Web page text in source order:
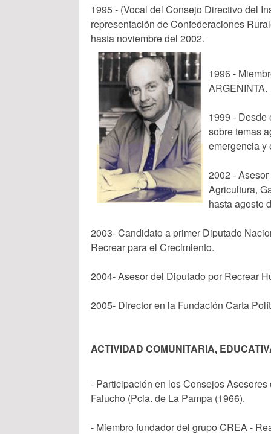
1995 - (Vocal del Consejo Directivo del
representación de Confederaciones
hasta noviembre del 2002.
1996 -
ARGENINTA.
1999 - Desde
sobre temas
emergencia y
2002 -
Agricultura,
hasta agosto
2003- Candidato a primer Diputado
Recrear para el Crecimiento.
2004- Asesor del Diputado por Recrear
2005- Director en la Fundación Carta
ACTIVIDAD COMUNITARIA,
- Participación en los Consejos
Falucho (Pcia. de La Pampa (1966).
- Miembro fundador del grupo CREA -